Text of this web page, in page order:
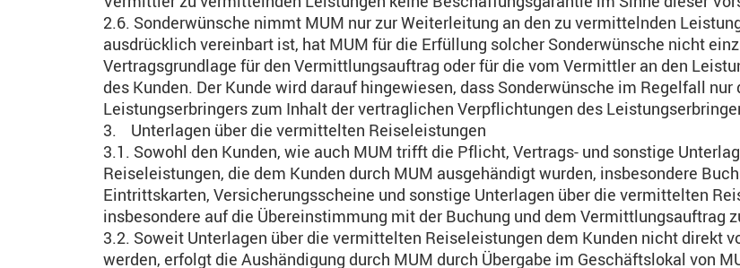
2.6. Sonderwünsche nimmt MUM nur zur Weiterleitung an den zu vermittelnden
ausdrücklich vereinbart ist, hat MUM für die Erfüllung solcher Sonderwünsche nicht
Vertragsgrundlage für den Vermittlungsauftrag oder für die vom Vermittler an den
des Kunden. Der Kunde wird darauf hingewiesen, dass Sonderwünsche im Regelfall
Leistungserbringers zum Inhalt der vertraglichen Verpflichtungen des
3. Unterlagen über die vermittelten Reiseleistungen
3.1. Sowohl den Kunden, wie auch MUM trifft die Pflicht, Vertrags- und sonstige
Reiseleistungen, die dem Kunden durch MUM ausgehändigt wurden, insbesondere
Eintrittskarten, Versicherungsscheine und sonstige Unterlagen über die vermittelten
insbesondere auf die Übereinstimmung mit der Buchung und dem Vermittlungsauftrag
3.2. Soweit Unterlagen über die vermittelten Reiseleistungen dem Kunden nicht direkt
werden, erfolgt die Aushändigung durch MUM durch Übergabe im Geschäftslokal von